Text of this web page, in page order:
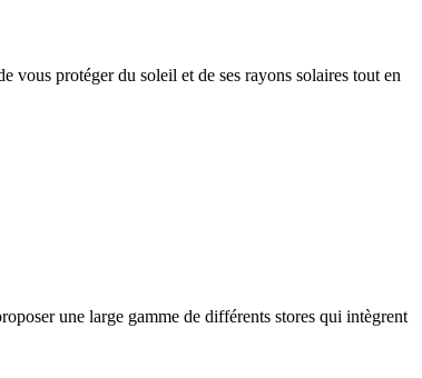
vous protéger du soleil et de ses rayons solaires tout en
une large gamme de différents stores qui intègrent